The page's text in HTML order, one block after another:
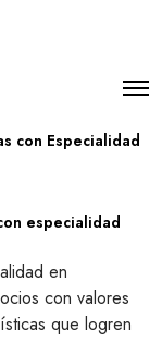
con Especialidad
especialidad
en
con valores
que logren